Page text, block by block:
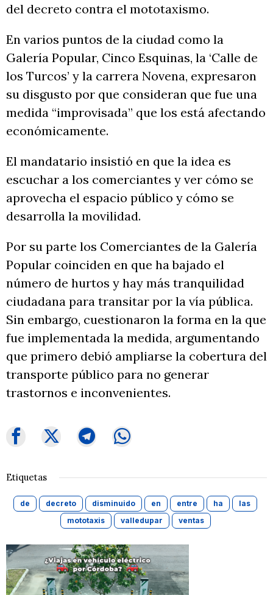
del decreto contra el mototaxismo.
En varios puntos de la ciudad como la
Galería Popular, Cinco Esquinas, la ‘Calle de
los Turcos’ y la carrera Novena, expresaron
su disgusto por que consideran que fue una
medida “improvisada” que los está afectando
económicamente.
El mandatario insistió en que la idea es
escuchar a los comerciantes y ver cómo se
aprovecha el espacio público y cómo se
desarrolla la movilidad.
Por su parte los Comerciantes de la Galería
Popular coinciden en que ha bajado el
número de hurtos y hay más tranquilidad
ciudadana para transitar por la vía pública.
Sin embargo, cuestionaron la forma en la que
fue implementada la medida, argumentando
que primero debió ampliarse la cobertura del
transporte público para no generar
trastornos e inconvenientes.
Etiquetas
de decreto disminuido en entre ha
las
mototaxis
valledupar ventas